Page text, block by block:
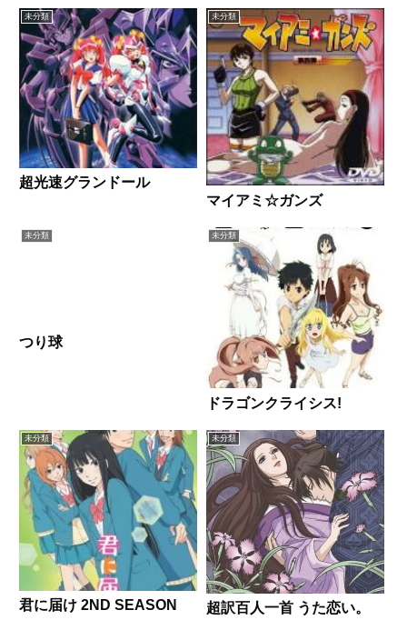
ジ……それは、魔法と魔物が存在
する時代。セダス（世界）はチャ
ントリー（教会）によって統治さ
れていた。見所はドラゴン...
未分類
超光速グランドール
未分類
マイアミ☆ガンズ
未分類
つり球
未分類
ドラゴンクライシス!
未分類
君に届け 2ND SEASON
未分類
超訳百人一首 うた恋い。